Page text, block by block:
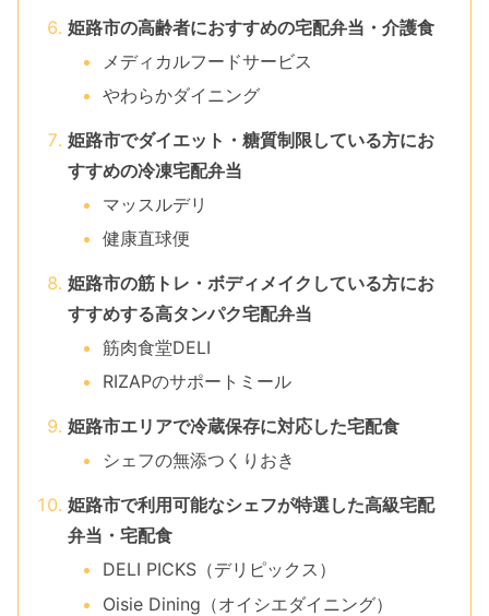
姫路市の高齢者におすすめの宅配弁当・介護食
メディカルフードサービス
やわらかダイニング
姫路市でダイエット・糖質制限している方にお
すすめの冷凍宅配弁当
マッスルデリ
健康直球便
姫路市の筋トレ・ボディメイクしている方にお
すすめする高タンパク宅配弁当
筋肉食堂DELI
RIZAPのサポートミール
姫路市エリアで冷蔵保存に対応した宅配食
シェフの無添つくりおき
姫路市で利用可能なシェフが特選した高級宅配
弁当・宅配食
DELI PICKS（デリピックス）
Oisie Dining（オイシエダイニング）